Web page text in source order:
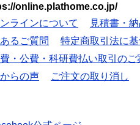
online.plathome.co.jp/
ラインについて
見積書・
るご質問
特定商取引法に
・公費・科研費払い取引のご
らの声 ご注文の取り消し